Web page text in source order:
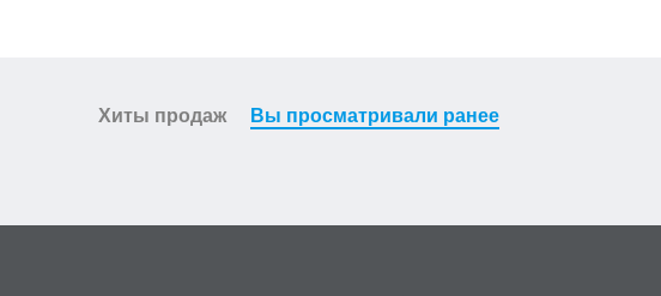
Хиты продаж Вы просматривали ранее